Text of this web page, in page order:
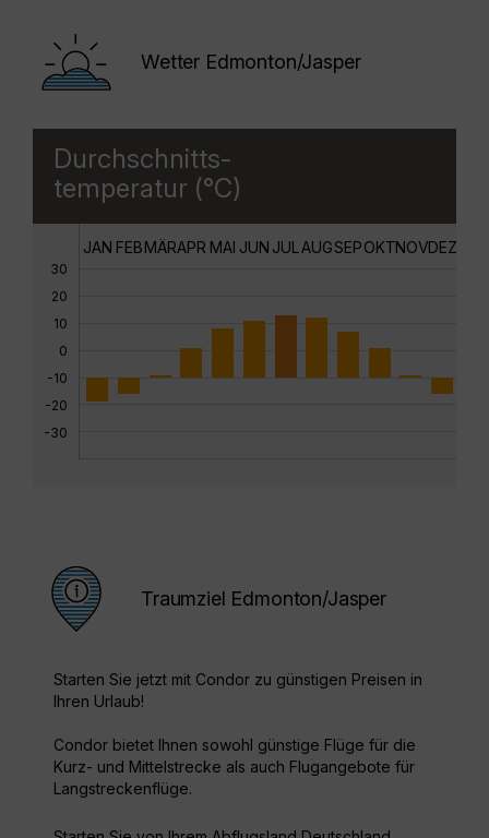
Wetter Edmonton/Jasper
Durchschnitts-
temperatur (°C)
30
20
10
0
-10
-20
-30
JAN FEBMÄRAPR MAI JUN JUL AUGSEPOKTNOVDEZ
Traumziel Edmonton/Jasper
Starten Sie jetzt mit Condor zu günstigen Preisen in
Ihren Urlaub!
Condor bietet Ihnen sowohl günstige Flüge für die
Kurz- und Mittelstrecke als auch Flugangebote für
Langstreckenflüge.